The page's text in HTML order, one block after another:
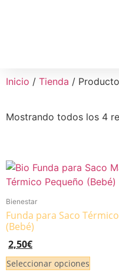
Inicio / Tienda /
Mostrando todos los 4
Bienestar
Funda para Saco
(Bebé)
2,50€
Seleccionar opciones